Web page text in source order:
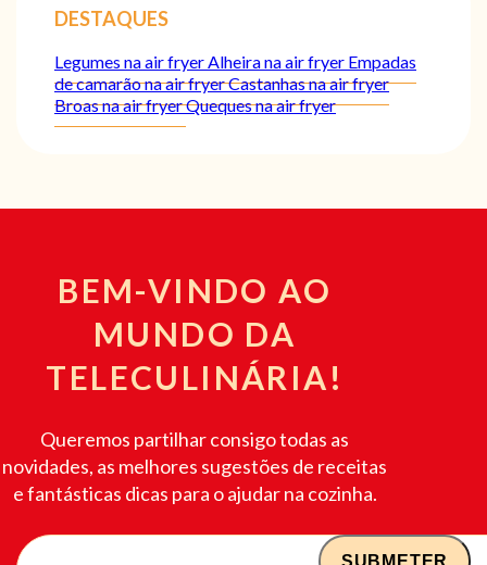
DESTAQUES
Legumes na air fryerAlheira na air fryer Empadas
de camarão na air fryerCastanhas na air fryer
Broas na air fryerQueques na air fryer
BEM-VINDO AO
MUNDO DA
TELECULINÁRIA!
Queremos partilhar consigo todas as
novidades, as melhores sugestões de receitas
e fantásticas dicas para o ajudar na cozinha.